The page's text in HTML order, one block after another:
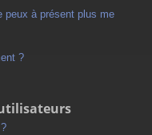
peux à présent plus me
?